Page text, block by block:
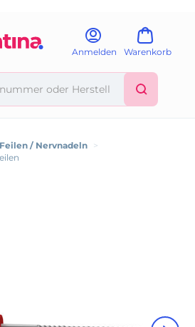
Anmelden Warenkorb
/ Nervnadeln >